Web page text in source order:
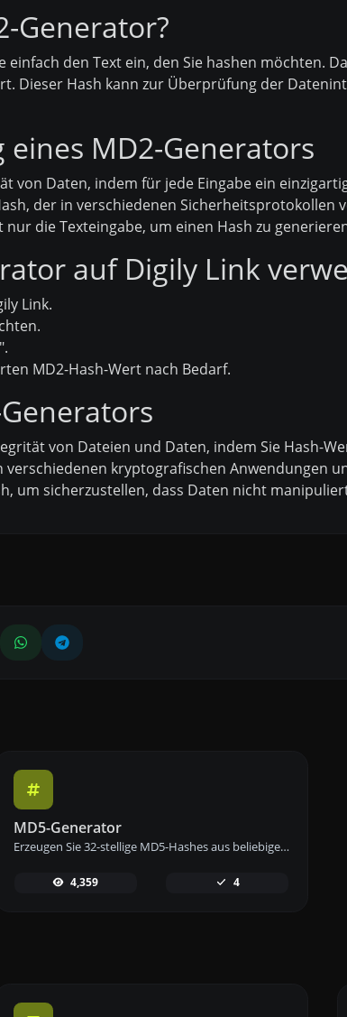
Generator?
den Text ein, den Sie hashen möchten.
Dieser Hash kann zur Überprüfung der
MD2-Generators
von Daten, indem für jede Eingabe ein
der in verschiedenen Sicherheitsprotokollen
die Texteingabe, um einen Hash zu
auf Digily Link
Link.
MD2-Hash-Wert nach Bedarf.
von Dateien und Daten, indem Sie Hash-
verschiedenen kryptografischen Anwendungen
um sicherzustellen, dass Daten nicht
MD5-Generator
Erzeugen Sie 32-stellige MD5-Hashes aus beliebigen Zeichenfolgen mit unserem MD5-Generator-Tool für zuverlässiges Daten-Hashing.
4,359 4